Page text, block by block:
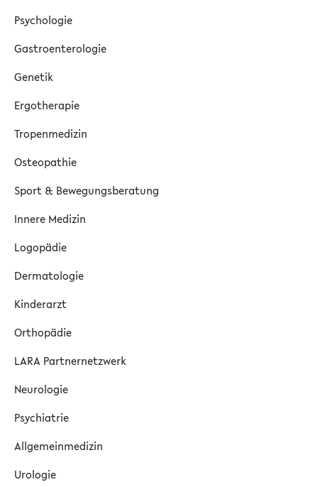
Psychologie
Gastroenterologie
Genetik
Ergotherapie
Tropenmedizin
Osteopathie
Sport & Bewegungsberatung
Innere Medizin
Logopädie
Dermatologie
Kinderarzt
Orthopädie
LARA Partnernetzwerk
Neurologie
Psychiatrie
Allgemeinmedizin
Urologie